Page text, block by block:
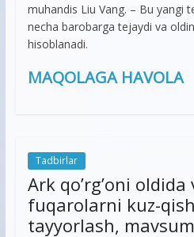
muhandis Liu Vang. – Bu yangi
necha barobarga tejaydi va
hisoblanadi.
MAQOLAGA HAVOLA
Tadbirlar
Ark qo’rg’oni
fuqarolarni kuz-
tayyorlash,